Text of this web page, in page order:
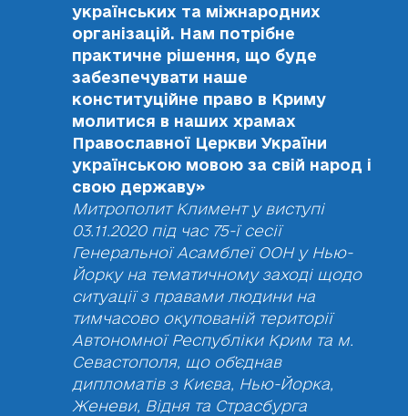
українських та міжнародних
організацій. Нам потрібне
практичне рішення, що буде
забезпечувати наше
конституційне право в Криму
молитися в наших храмах
Православної Церкви України
українською мовою за свій народ і
свою державу»
Митрополит Климент у виступі
03.11.2020 під час 75-ї сесії
Генеральної Асамблеї ООН у Нью-
Йорку на тематичному заході щодо
ситуації з правами людини на
тимчасово окупованій території
Автономної Республіки Крим та м.
Севастополя, що об’єднав
дипломатів з Києва, Нью-Йорка,
Женеви, Відня та Страсбурга